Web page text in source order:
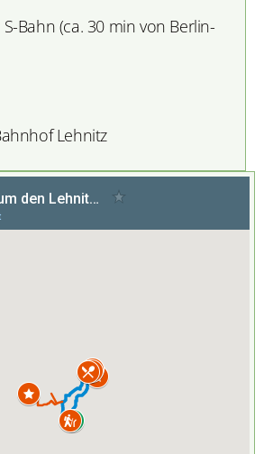
Bahn (ca. 30 min von Berlin-
Lehnitz